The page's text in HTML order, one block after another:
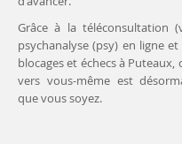
Grâce à la téléconsultation
psychanalyse (psy) en ligne
blocages et échecs à
vers vous-même est
que vous soyez.